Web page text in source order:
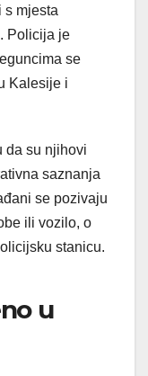
s mjesta
Policija je
se
Kalesije i
da su njihovi
saznanja
se pozivaju
ili vozilo, o
stanicu.
u